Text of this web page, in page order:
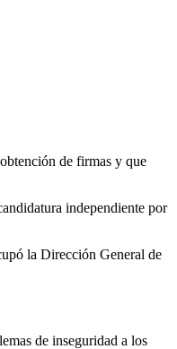
de firmas y que
independiente por
la Dirección General de
de inseguridad a los